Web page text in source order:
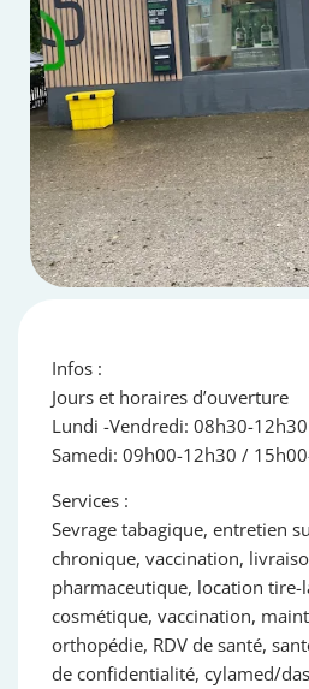
Infos :
Jours et horaires d’ouverture
Lundi -Vendredi: 08h30-
Samedi: 09h00-12h30 /
Services :
Sevrage tabagique, entretien
chronique, vaccination,
pharmaceutique, location
cosmétique, vaccination,
orthopédie, RDV de santé,
de confidentialité, cylamed/